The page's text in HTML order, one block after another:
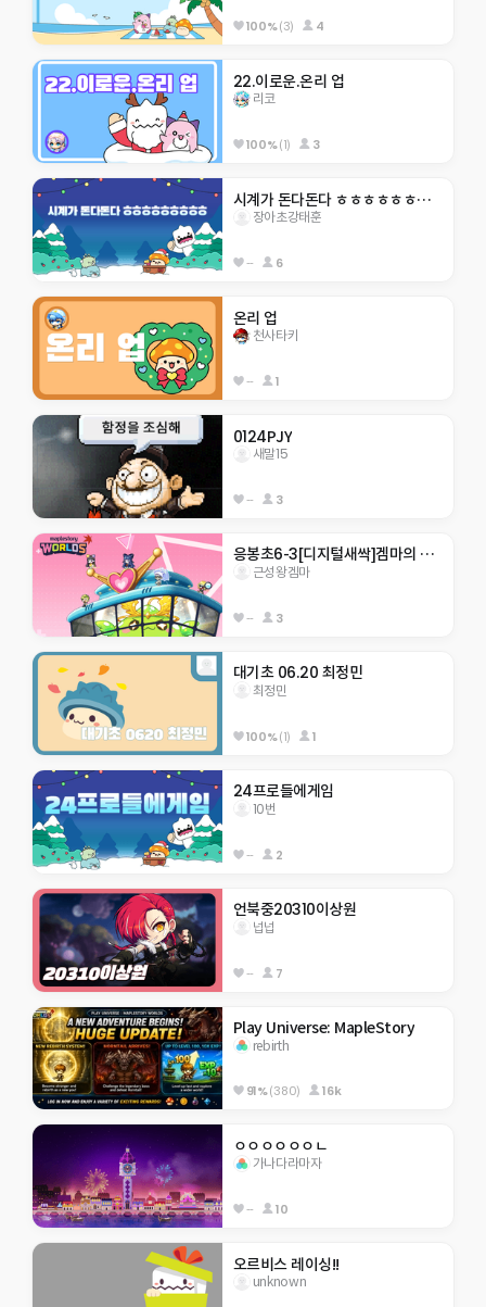
100%(3) 4
22.이로운.온리 업
리코
100%(1) 3
시계가 돈다돈다 ㅎㅎㅎㅎㅎㅎㅎㅎㅎ
장아초강태훈
-- 6
온리 업
천사타키
-- 1
0124PJY
새말15
-- 3
응봉초6-3[디지털새싹]겜마의 혼돈월드
근성왕겜마
-- 3
대기초 06.20 최정민
최정민
100%(1) 1
24프로들에게임
10번
-- 2
언북중20310이상원
넙넙
-- 7
Play Universe: MapleStory
rebirth
91%(380) 16k
ㅇㅇㅇㅇㅇㅇㄴ
가나다라마자
-- 10
오르비스 레이싱!!
unknown